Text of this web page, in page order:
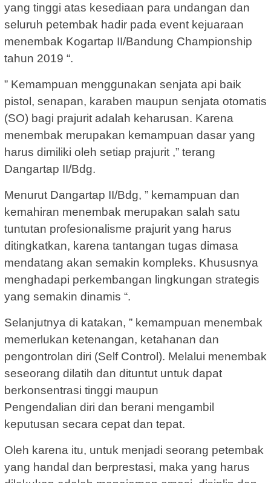
yang tinggi atas kesediaan para undangan dan
seluruh petembak hadir pada event kejuaraan
menembak Kogartap II/Bandung Championship
tahun 2019 “.
” Kemampuan menggunakan senjata api baik
pistol, senapan, karaben maupun senjata otomatis
(SO) bagi prajurit adalah keharusan. Karena
menembak merupakan kemampuan dasar yang
harus dimiliki oleh setiap prajurit ,” terang
Dangartap II/Bdg.
Menurut Dangartap II/Bdg, ” kemampuan dan
kemahiran menembak merupakan salah satu
tuntutan profesionalisme prajurit yang harus
ditingkatkan, karena tantangan tugas dimasa
mendatang akan semakin kompleks. Khususnya
menghadapi perkembangan lingkungan strategis
yang semakin dinamis “.
Selanjutnya di katakan, ” kemampuan menembak
memerlukan ketenangan, ketahanan dan
pengontrolan diri (Self Control). Melalui menembak
seseorang dilatih dan dituntut untuk dapat
berkonsentrasi tinggi maupun
Pengendalian diri dan berani mengambil
keputusan secara cepat dan tepat.
Oleh karena itu, untuk menjadi seorang petembak
yang handal dan berprestasi, maka yang harus